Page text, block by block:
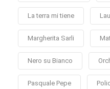
La terra mi tiene
Margherita Sarli
Nero su Bianco
Pasquale Pepe